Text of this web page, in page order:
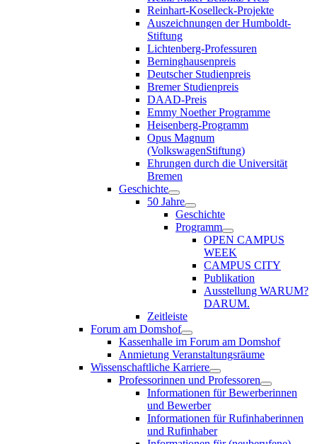
Reinhart-Koselleck-Projekte
Auszeichnungen der Humboldt-
Stiftung
Lichtenberg-Professuren
Berninghausenpreis
Deutscher Studienpreis
Bremer Studienpreis
DAAD-Preis
Emmy Noether Programme
Heisenberg-Programm
Opus Magnum
(VolkswagenStiftung)
Ehrungen durch die Universität
Bremen
Geschichte
50 Jahre
Geschichte
Programm
OPEN CAMPUS
WEEK
CAMPUS CITY
Publikation
Ausstellung WARUM?
DARUM.
Zeitleiste
Forum am Domshof
Kassenhalle im Forum am Domshof
Anmietung Veranstaltungsräume
Wissenschaftliche Karriere
Professorinnen und Professoren
Informationen für Bewerberinnen
und Bewerber
Informationen für Rufinhaberinnen
und Rufinhaber